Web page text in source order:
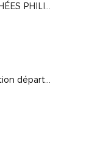
10 ANS DES TROPHÉES PHILIPPE SÉGUIN
Match amical sélection départementale Sport Adapté - 20 février 2018